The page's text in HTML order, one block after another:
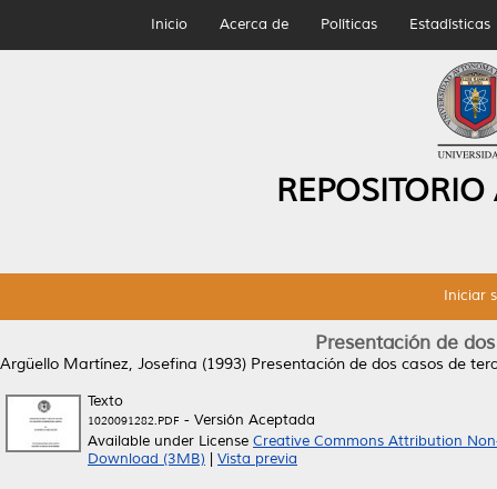
Inicio Acerca de Políticas Estadísticas
Iniciar
Presentación de
Argüello Martínez, Josefina (1993) Presentación de dos casos de
Texto
1020091282.PDF - Versión Aceptada
Available under License Creative Commons Attribution
Download (3MB)
Vista previa